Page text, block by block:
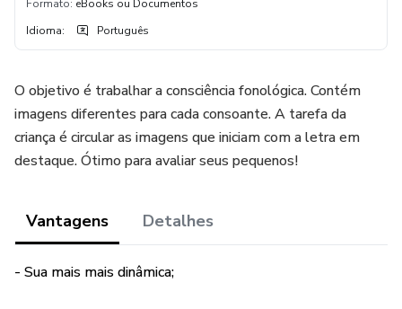
Formato: eBooks ou Documentos
Idioma: Português
O objetivo é trabalhar a consciência fonológica. Contém
imagens diferentes para cada consoante. A tarefa da
criança é circular as imagens que iniciam com a letra em
destaque. Ótimo para avaliar seus pequenos!
Vantagens Detalhes
- Sua mais mais dinâmica;